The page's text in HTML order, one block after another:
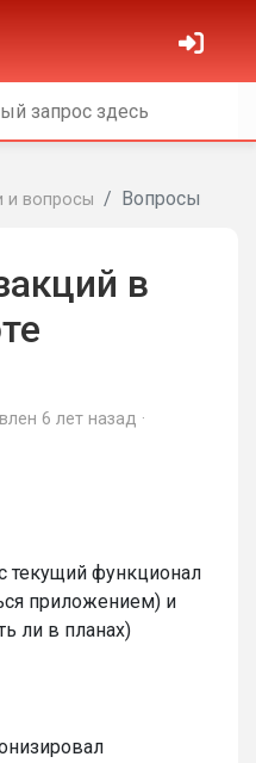
и вопросы Вопросы
в
6 лет назад
текущий функционал
приложением) и
ли в планах)